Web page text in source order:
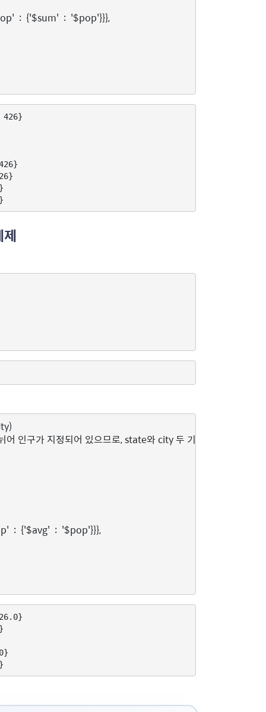
: {'$sum' : '$pop'}}},
인구가 지정되어 있으므로, state와 city 두 기준으로 그룹핑을
: {'$avg' : '$pop'}}},